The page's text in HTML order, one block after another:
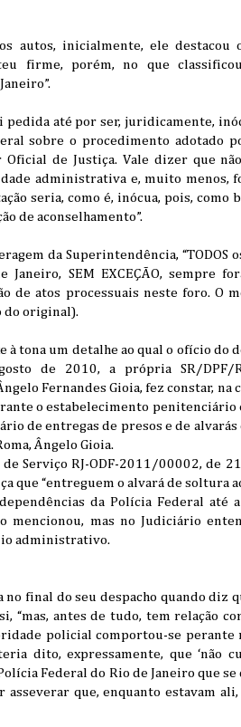
autos, inicialmente, ele destacou
firme, porém, no que
até por ser, juridicamente,
sobre o procedimento adotado
de Justiça. Vale dizer que
administrativa e, muito menos,
seria, como é, inócua, pois, como
de aconselhamento”.
da Superintendência, “TODOS
SEM EXCEÇÃO, sempre
de atos processuais neste foro. O
do original).
tona um detalhe ao qual o ofício do
de 2010, a própria SR/DPF/
Fernandes Gioia, fez constar, na
o estabelecimento penitenciário
de entregas de presos e de
Ângelo Gioia.
Serviço RJ-ODF-2011/00002, de
que “entreguem o alvará de soltura
da Polícia Federal até
mencionou, mas no Judiciário
administrativo.
final do seu despacho quando diz
“mas, antes de tudo, tem relação
policial comportou-se perante
dito, expressamente, que ‘não
Federal do Rio de Janeiro que
que, enquanto estavam ali,